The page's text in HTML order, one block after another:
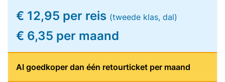
€ 12,95 per reis (tweede klas, dal)
€ 6,35 per maand
Al goedkoper dan één retourticket per maand